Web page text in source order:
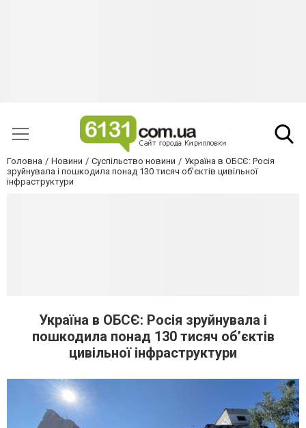
Головна Новини Суспільство новини
Україна в ОБСЄ: Росія
зруйнувала і пошкодила понад 130 тисяч об’єктів цивільної
інфраструктури
Україна в ОБСЄ: Росія зруйнувала і
пошкодила понад 130 тисяч об’єктів
цивільної інфраструктури